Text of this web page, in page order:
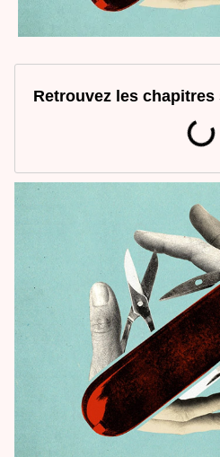
Retrouvez les